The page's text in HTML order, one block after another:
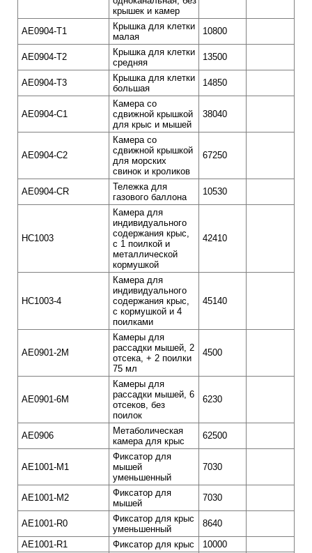
крышек и камер
AE0904-T1
Крышка для клетки
малая
10800
AE0904-T2
Крышка для клетки
средняя
13500
AE0904-T3
Крышка для клетки
большая
14850
AE0904-С1
Камера со
сдвижной крышкой
для крыс и мышей
38040
AE0904-С2
Камера со
сдвижной крышкой
для морских
свинок и кроликов
67250
AE0904-CR
Тележка для
газового баллона
10530
HC1003
Камера для
индивидуального
содержания крыс,
с 1 поилкой и
металлической
кормушкой
42410
HC1003-4
Камера для
индивидуального
содержания крыс,
с кормушкой и 4
поилками
45140
AE0901-2M
Камеры для
рассадки мышей, 2
отсека, + 2 поилки
75 мл
4500
AE0901-6M
Камеры для
рассадки мышей, 6
отсеков, без
поилок
6230
AE0906
Метаболическая
камера для крыс
62500
AE1001-M1
Фиксатор для
мышей
уменьшенный
7030
AE1001-M2
Фиксатор для
мышей
7030
AE1001-R0
Фиксатор для крыс
уменьшенный
8640
AE1001-R1
Фиксатор для крыс
10000